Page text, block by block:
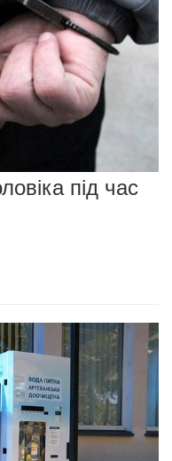
під час